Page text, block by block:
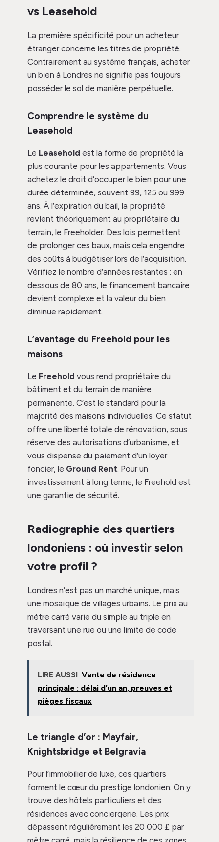
vs Leasehold
La première spécificité pour un acheteur
étranger concerne les titres de propriété.
Contrairement au système français, acheter
un bien à Londres ne signifie pas toujours
posséder le sol de manière perpétuelle.
Comprendre le système du
Leasehold
Le Leasehold est la forme de propriété la
plus courante pour les appartements. Vous
achetez le droit d’occuper le bien pour une
durée déterminée, souvent 99, 125 ou 999
ans. À l’expiration du bail, la propriété
revient théoriquement au propriétaire du
terrain, le Freeholder. Des lois permettent
de prolonger ces baux, mais cela engendre
des coûts à budgétiser lors de l’acquisition.
Vérifiez le nombre d’années restantes : en
dessous de 80 ans, le financement bancaire
devient complexe et la valeur du bien
diminue rapidement.
L’avantage du Freehold pour les
maisons
Le Freehold vous rend propriétaire du
bâtiment et du terrain de manière
permanente. C’est le standard pour la
majorité des maisons individuelles. Ce statut
offre une liberté totale de rénovation, sous
réserve des autorisations d’urbanisme, et
vous dispense du paiement d’un loyer
foncier, le Ground Rent. Pour un
investissement à long terme, le Freehold est
une garantie de sécurité.
Radiographie des quartiers
londoniens : où investir selon
votre profil ?
Londres n’est pas un marché unique, mais
une mosaïque de villages urbains. Le prix au
mètre carré varie du simple au triple en
traversant une rue ou une limite de code
postal.
LIRE AUSSI Vente de résidence
principale : délai d’un an, preuves et
pièges fiscaux
Le triangle d’or : Mayfair,
Knightsbridge et Belgravia
Pour l’immobilier de luxe, ces quartiers
forment le cœur du prestige londonien. On y
trouve des hôtels particuliers et des
résidences avec conciergerie. Les prix
dépassent régulièrement les 20 000 £ par
mètre carré, mais la résilience de ces zones